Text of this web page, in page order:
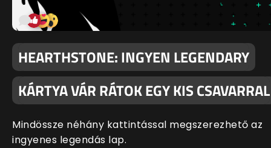
HEARTHSTONE: INGYEN LEGENDARY
KÁRTYA VÁR RÁTOK EGY KIS CSAVARRAL
Mindössze néhány kattintással megszerezhető az
ingyenes legendás lap.